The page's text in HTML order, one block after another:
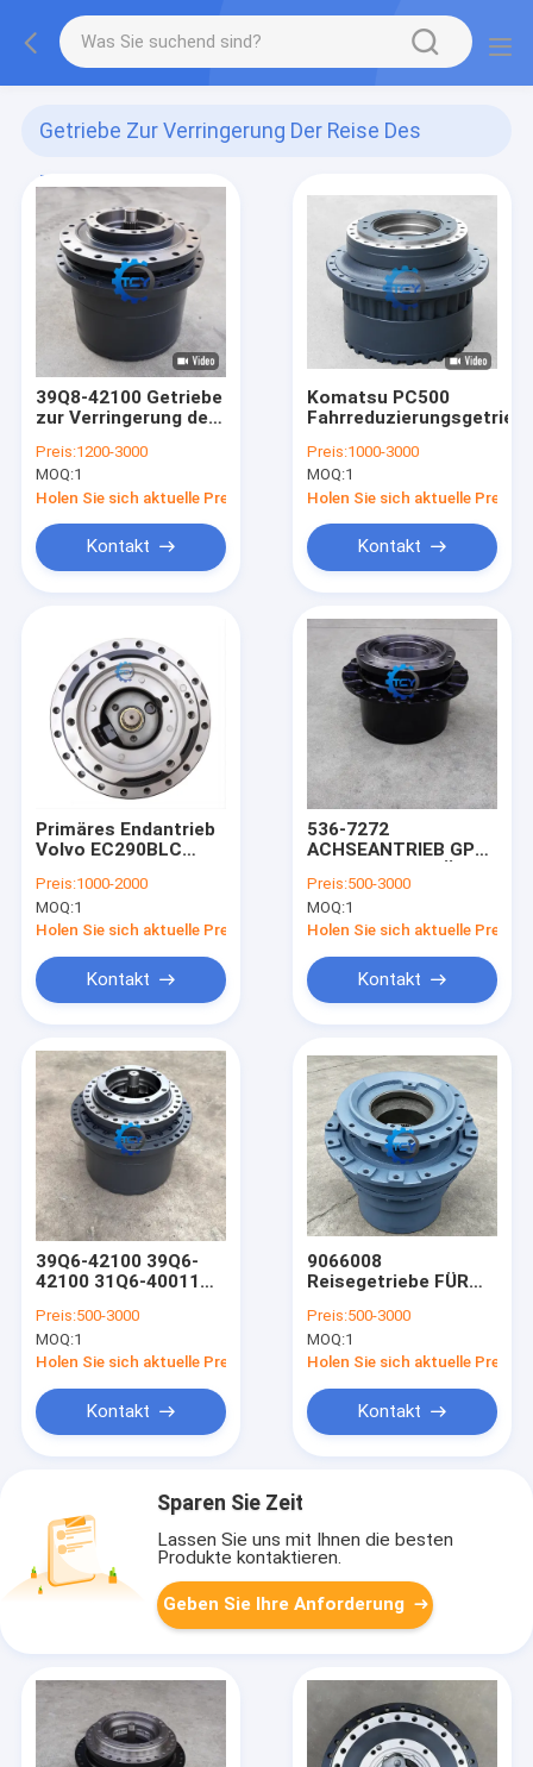
Getriebe Zur Verringerung Der Reise Des
Baggers
(41)
39Q8-42100 Getriebe
zur Verringerung der
Preis:1200-3000
MOQ:1
Holen Sie sich aktuelle Preis
Kontakt
Komatsu PC500
Preis:1000-3000
MOQ:1
Holen Sie sich aktuelle Preis
Kontakt
Primäres Endantrieb
Volvo EC290BLC
Rückfahrzeug
14569763
Preis:1000-2000
MOQ:1
Holen Sie sich aktuelle Preis
Kontakt
536-7272
ACHSEANTRIEB GP
CAT320GC
CAT320GX
Preis:500-3000
MOQ:1
Holen Sie sich aktuelle Preis
Kontakt
39Q6-42100 39Q6-
42100 31Q6-40011
GEAR HX220L
R210LC7A R210LC9
R210LC9BC
R210NLC9 R215LC7
R220LC9A
R235LCR9
RD210-7V RD220-7
RD220LC9
Preis:500-3000
MOQ:1
Holen Sie sich aktuelle Preis
Kontakt
9066008
Reisegetriebe FÜR
Preis:500-3000
MOQ:1
Holen Sie sich aktuelle Preis
Kontakt
Sparen Sie Zeit
Lassen Sie uns mit Ihnen die besten
Produkte kontaktieren.
Geben Sie Ihre Anforderung